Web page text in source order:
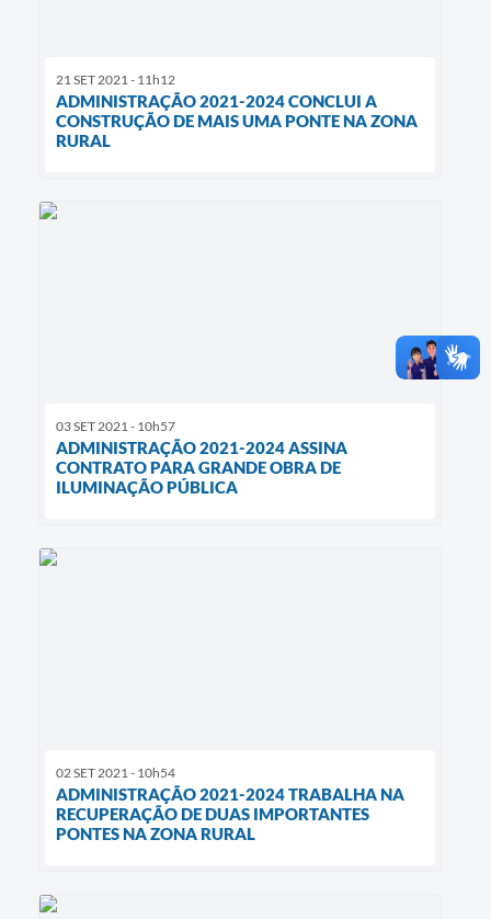
21 SET 2021 - 11h12
ADMINISTRAÇÃO 2021-2024 CONCLUI A
CONSTRUÇÃO DE MAIS UMA PONTE NA ZONA
RURAL
03 SET 2021 - 10h57
ADMINISTRAÇÃO 2021-2024 ASSINA
CONTRATO PARA GRANDE OBRA DE
ILUMINAÇÃO PÚBLICA
02 SET 2021 - 10h54
ADMINISTRAÇÃO 2021-2024 TRABALHA NA
RECUPERAÇÃO DE DUAS IMPORTANTES
PONTES NA ZONA RURAL